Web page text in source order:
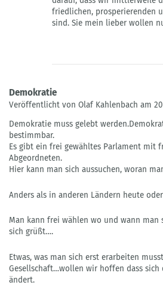
Redewendungen
von
Hermann
friedlichen, prosperierenden
sind. Sie mein lieber wollen
Demokratie
Veröffentlicht von Olaf Kahlenbach am
Demokratie muss gelebt
bestimmbar.
Es gibt ein frei gewähltes Parlament mit
Abgeordneten.
Hier kann man sich aussuchen, woran
Anders als in anderen Ländern heute
Man kann frei wählen wo und wann
sich grüßt….
Etwas, was man sich erst erarbeiten
Gesellschaft…wollen wir hoffen dass sich
ändert.